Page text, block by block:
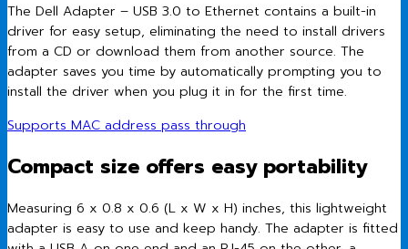
The Dell Adapter – USB 3.0 to Ethernet contains a built-in
driver for easy setup, eliminating the need to install drivers
from a CD or download them from another source. The
adapter saves you time by automatically prompting you to
install the driver when you plug it in for the first time.
Supports MAC address pass through
Compact size offers easy portability
Measuring 6 x 0.8 x 0.6 (L x W x H) inches, this lightweight
adapter is easy to use and keep handy. The adapter is fitted